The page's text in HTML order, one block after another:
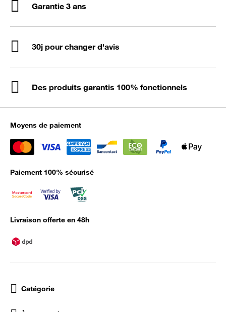
Garantie 3 ans
30j pour changer d'avis
Des produits garantis 100% fonctionnels
Moyens de paiement
Paiement 100% sécurisé
Livraison offerte en 48h
Catégorie